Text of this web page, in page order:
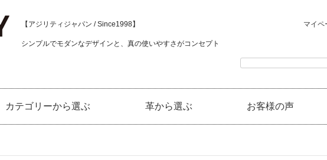
【アジリティジャパン / Since1998】
シンプルでモダンなデザインと、真の使いやすさがコンセプト
マイペ
カテゴリーから選ぶ 革から選ぶ お客様の声